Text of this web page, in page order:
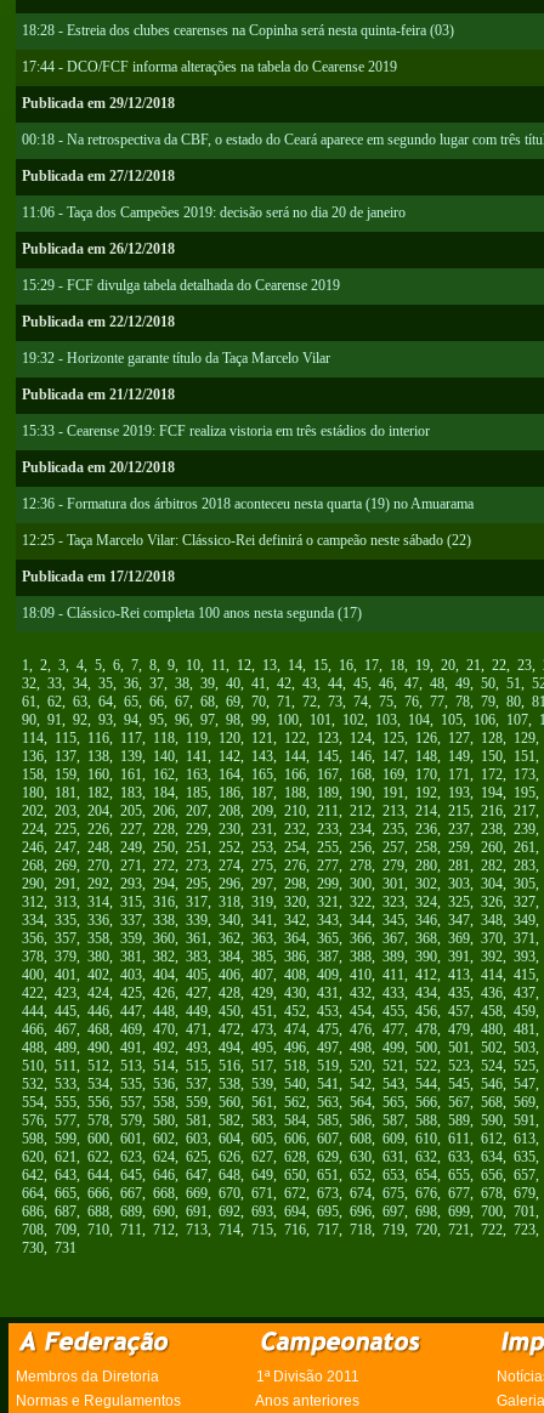
18:28 - Estreia dos clubes cearenses na Copinha será nesta quinta-feira (03)
17:44 - DCO/FCF informa alterações na tabela do Cearense 2019
Publicada em 29/12/2018
00:18 - Na retrospectiva da CBF, o estado do Ceará aparece em segundo lugar com três
Publicada em 27/12/2018
11:06 - Taça dos Campeões 2019: decisão será no dia 20 de janeiro
Publicada em 26/12/2018
15:29 - FCF divulga tabela detalhada do Cearense 2019
Publicada em 22/12/2018
19:32 - Horizonte garante título da Taça Marcelo Vilar
Publicada em 21/12/2018
15:33 - Cearense 2019: FCF realiza vistoria em três estádios do interior
Publicada em 20/12/2018
12:36 - Formatura dos árbitros 2018 aconteceu nesta quarta (19) no Amuarama
12:25 - Taça Marcelo Vilar: Clássico-Rei definirá o campeão neste sábado (22)
Publicada em 17/12/2018
18:09 - Clássico-Rei completa 100 anos nesta segunda (17)
1, 2, 3, 4, 5, 6, 7, 8, 9, 10, 11, 12, 13, 14, 15, 16, 17, 18, 19, 20, 21, 22, 23,
32, 33, 34, 35, 36, 37, 38, 39, 40, 41, 42, 43, 44, 45, 46, 47, 48, 49, 50, 51,
61, 62, 63, 64, 65, 66, 67, 68, 69, 70, 71, 72, 73, 74, 75, 76, 77, 78, 79, 80,
90, 91, 92, 93, 94, 95, 96, 97, 98, 99, 100, 101, 102, 103, 104, 105, 106, 107,
114, 115, 116, 117, 118, 119, 120, 121, 122, 123, 124, 125, 126, 127, 128, 129
136, 137, 138, 139, 140, 141, 142, 143, 144, 145, 146, 147, 148, 149, 150, 151
158, 159, 160, 161, 162, 163, 164, 165, 166, 167, 168, 169, 170, 171, 172, 173
180, 181, 182, 183, 184, 185, 186, 187, 188, 189, 190, 191, 192, 193, 194, 195
202, 203, 204, 205, 206, 207, 208, 209, 210, 211, 212, 213, 214, 215, 216, 217
224, 225, 226, 227, 228, 229, 230, 231, 232, 233, 234, 235, 236, 237, 238, 239
246, 247, 248, 249, 250, 251, 252, 253, 254, 255, 256, 257, 258, 259, 260, 261
268, 269, 270, 271, 272, 273, 274, 275, 276, 277, 278, 279, 280, 281, 282, 283
290, 291, 292, 293, 294, 295, 296, 297, 298, 299, 300, 301, 302, 303, 304, 305
312, 313, 314, 315, 316, 317, 318, 319, 320, 321, 322, 323, 324, 325, 326, 327
334, 335, 336, 337, 338, 339, 340, 341, 342, 343, 344, 345, 346, 347, 348, 349
356, 357, 358, 359, 360, 361, 362, 363, 364, 365, 366, 367, 368, 369, 370, 371
378, 379, 380, 381, 382, 383, 384, 385, 386, 387, 388, 389, 390, 391, 392, 393
400, 401, 402, 403, 404, 405, 406, 407, 408, 409, 410, 411, 412, 413, 414, 415
422, 423, 424, 425, 426, 427, 428, 429, 430, 431, 432, 433, 434, 435, 436, 437
444, 445, 446, 447, 448, 449, 450, 451, 452, 453, 454, 455, 456, 457, 458, 459
466, 467, 468, 469, 470, 471, 472, 473, 474, 475, 476, 477, 478, 479, 480, 481
488, 489, 490, 491, 492, 493, 494, 495, 496, 497, 498, 499, 500, 501, 502, 503
510, 511, 512, 513, 514, 515, 516, 517, 518, 519, 520, 521, 522, 523, 524, 525
532, 533, 534, 535, 536, 537, 538, 539, 540, 541, 542, 543, 544, 545, 546, 547
554, 555, 556, 557, 558, 559, 560, 561, 562, 563, 564, 565, 566, 567, 568, 569
576, 577, 578, 579, 580, 581, 582, 583, 584, 585, 586, 587, 588, 589, 590, 591
598, 599, 600, 601, 602, 603, 604, 605, 606, 607, 608, 609, 610, 611, 612, 613
620, 621, 622, 623, 624, 625, 626, 627, 628, 629, 630, 631, 632, 633, 634, 635
642, 643, 644, 645, 646, 647, 648, 649, 650, 651, 652, 653, 654, 655, 656, 657
664, 665, 666, 667, 668, 669, 670, 671, 672, 673, 674, 675, 676, 677, 678, 679
686, 687, 688, 689, 690, 691, 692, 693, 694, 695, 696, 697, 698, 699, 700, 701
708, 709, 710, 711, 712, 713, 714, 715, 716, 717, 718, 719, 720, 721, 722, 723
730, 731
Membros da Diretoria 1ª Divisão 2011
Normas e Regulamentos
Anos anteriores